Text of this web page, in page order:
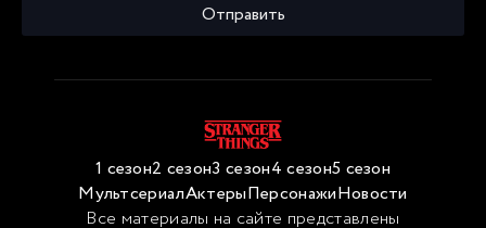
Отправить
1 сезон2 сезон3 сезон4 сезон5 сезон
МультсериалАктерыПерсонажиНовости
Все материалы на сайте представлены